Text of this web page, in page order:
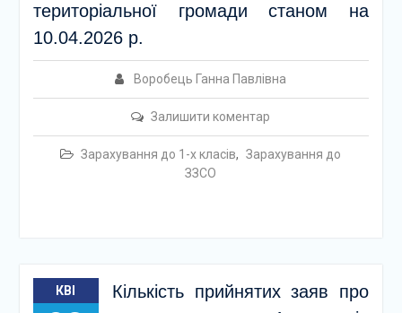
територіальної громади станом на
10.04.2026 р.
Воробець Ганна Павлівна
Залишити коментар
Зарахування до 1-х класів, Зарахування до
ЗЗСО
КВІ
Кількість прийнятих заяв про